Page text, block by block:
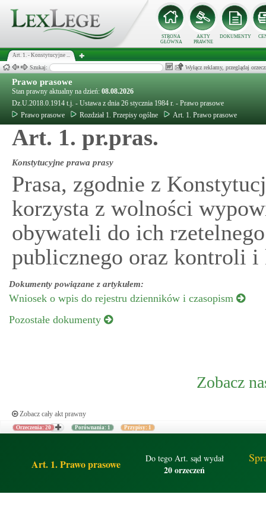
STRONA
GŁÓWNA
AKTY
PRAWNE
DOKUMENTY
Art. 1. - Konstytucyjne ...
Szukaj: Wyłącz reklamy, przeglądaj
Prawo prasowe
Stan prawny aktualny na dzień: 08.08.2026
Dz.U.2018.0.1914 t.j. - Ustawa z dnia 26 stycznia 1984 r. - Prawo prasowe
Prawo prasowe
Rozdział 1. Przepisy ogólne Art. 1. Prawo prasowe
Art. 1. pr.pras.
Konstytucyjne prawa prasy
Prasa, zgodnie z
korzysta z wolności
obywateli do ich
publicznego oraz kontroli i
Dokumenty powiązane z artykułem:
Wniosek o wpis do rejestru dzienników i czasopism
Pozostałe dokumenty
Zobacz
Zobacz cały akt prawny
Orzeczenia: 20 Porównania: 1 Przypisy: 1
Art. 1. Prawo prasowe Do tego Art. sąd wydał
20 orzeczeń